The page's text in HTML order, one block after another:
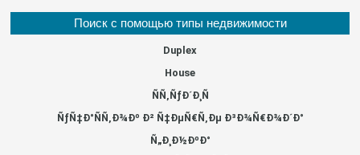
Поиск с помощью типы недвижимости
Duplex
House
ÑÑ‚ÑƒÐ´Ð¸Ñ
ÑƒÑ‡Ð°ÑÑ‚Ð¾Ðº Ð² Ñ‡ÐµÑ€Ñ‚Ðµ Ð³Ð¾Ñ€Ð¾Ð´Ð°
Ñ„Ð¸Ð½ÐºÐ°